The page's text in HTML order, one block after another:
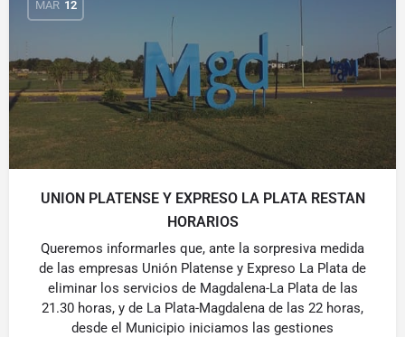
MAR 12
UNION PLATENSE Y EXPRESO LA PLATA RESTAN
HORARIOS
Queremos informarles que, ante la sorpresiva medida
de las empresas Unión Platense y Expreso La Plata de
eliminar los servicios de Magdalena-La Plata de las
21.30 horas, y de La Plata-Magdalena de las 22 horas,
desde el Municipio iniciamos las gestiones